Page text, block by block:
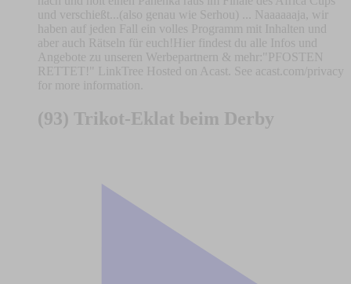
und verschießt...(also genau wie Serhou) ... Naaaaaaja, wir
haben auf jeden Fall ein volles Programm mit Inhalten und
aber auch Rätseln für euch!Hier findest du alle Infos und
Angebote zu unseren Werbepartnern & mehr:"PFOSTEN
RETTET!" LinkTree Hosted on Acast. See acast.com/privacy
for more information.
(93) Trikot-Eklat beim Derby